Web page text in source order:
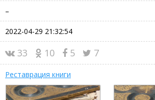
–
2022-04-29 21:32:54
33 10 5 7
Реставрация книги